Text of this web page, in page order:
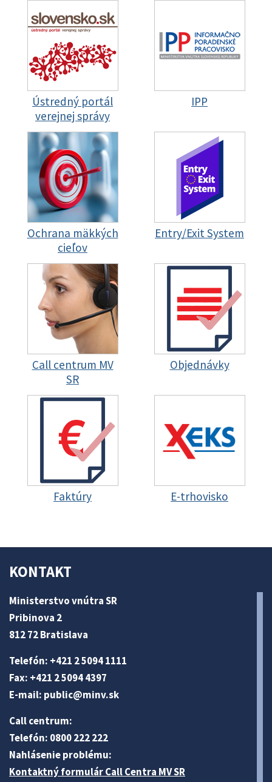
Ústredný portál
verejnej správy
IPP
Ochrana mäkkých
cieľov
Entry/Exit System
Call centrum MV
SR
Objednávky
Faktúry E-trhovisko
KONTAKT
Ministerstvo vnútra SR
Pribinova 2
812 72 Bratislava
Telefón: +421 2 5094 1111
Fax: +421 2 5094 4397
E-mail: public@minv.sk
Call centrum:
Telefón: 0800 222 222
Nahlásenie problému:
Kontaktný formulár Call Centra MV SR